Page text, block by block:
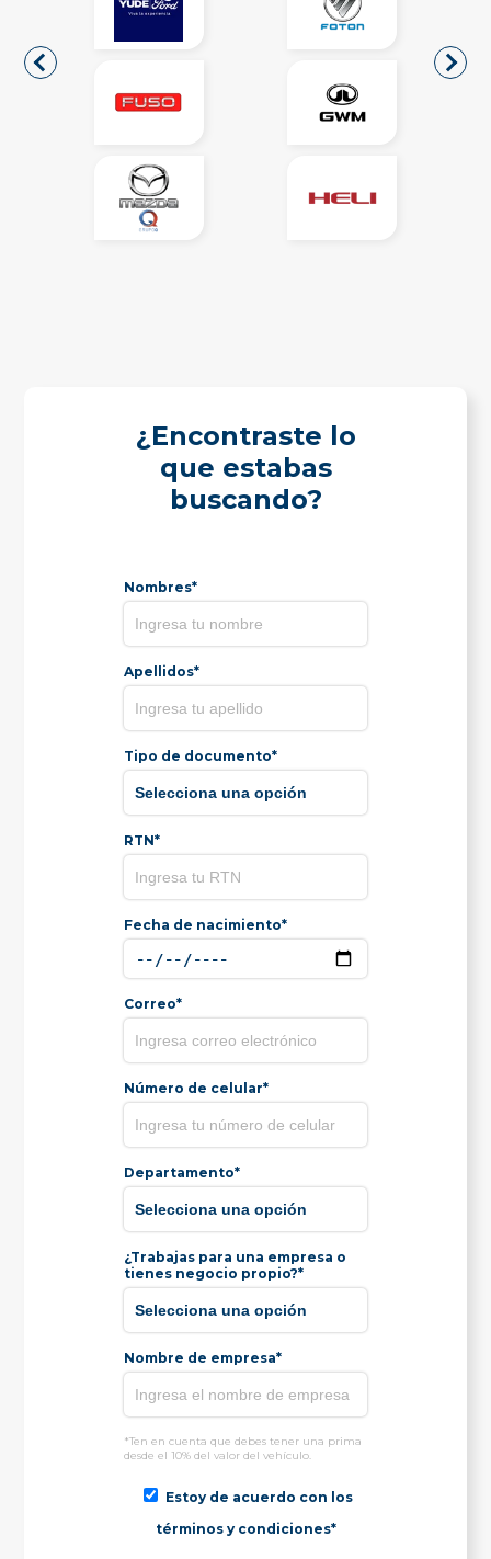
¿Encontraste lo
que estabas
buscando?
Nombres*
Apellidos*
Tipo de documento*
RTN*
Fecha de nacimiento*
Correo*
Número de celular*
Departamento*
¿Trabajas para una empresa o
tienes negocio propio?*
Nombre de empresa*
*Ten en cuenta que debes tener una prima
desde el 10% del valor del vehículo.
Estoy de acuerdo con los
términos y condiciones*